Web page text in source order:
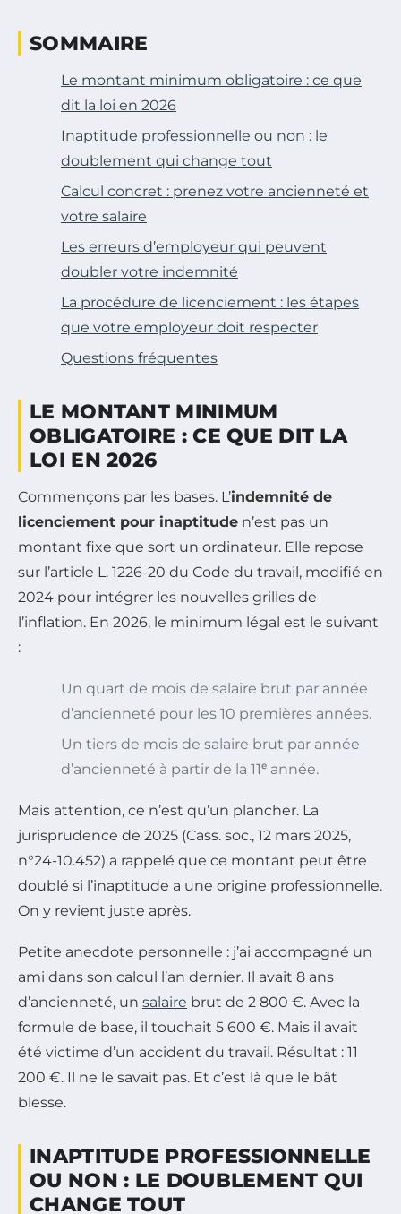
SOMMAIRE
Le montant minimum obligatoire : ce que
dit la loi en 2026
Inaptitude professionnelle ou non : le
doublement qui change tout
Calcul concret : prenez votre ancienneté et
votre salaire
Les erreurs d’employeur qui peuvent
doubler votre indemnité
La procédure de licenciement : les étapes
que votre employeur doit respecter
Questions fréquentes
LE MONTANT MINIMUM
OBLIGATOIRE : CE QUE DIT LA
LOI EN 2026
Commençons par les bases. L’indemnité de
licenciement pour inaptitude n’est pas un
montant fixe que sort un ordinateur. Elle repose
sur l’article L. 1226-20 du Code du travail, modifié en
2024 pour intégrer les nouvelles grilles de
l’inflation. En 2026, le minimum légal est le suivant
:
Un quart de mois de salaire brut par année
d’ancienneté pour les 10 premières années.
Un tiers de mois de salaire brut par année
d’ancienneté à partir de la 11ᵉ année.
Mais attention, ce n’est qu’un plancher. La
jurisprudence de 2025 (Cass. soc., 12 mars 2025,
n°24-10.452) a rappelé que ce montant peut être
doublé si l’inaptitude a une origine professionnelle.
On y revient juste après.
Petite anecdote personnelle : j’ai accompagné un
ami dans son calcul l’an dernier. Il avait 8 ans
d’ancienneté, un salaire brut de 2 800 €. Avec la
formule de base, il touchait 5 600 €. Mais il avait
été victime d’un accident du travail. Résultat : 11
200 €. Il ne le savait pas. Et c’est là que le bât
blesse.
INAPTITUDE PROFESSIONNELLE
OU NON : LE DOUBLEMENT QUI
CHANGE TOUT